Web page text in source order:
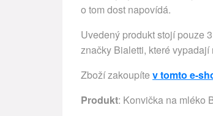
o tom dost napovídá.
Uvedený produkt stojí pouze
značky Bialetti, které
Zboží zakoupíte v tomto e-
Produkt: Konvička na mléko